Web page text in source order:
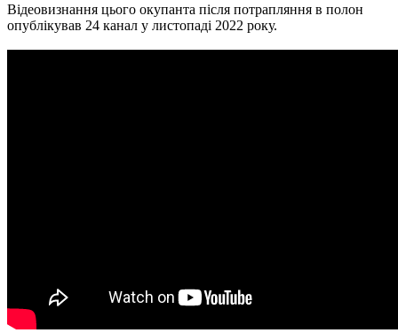
Відеовизнання цього окупанта після потрапляння в полон
опублікував 24 канал у листопаді 2022 року.